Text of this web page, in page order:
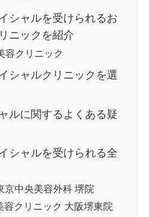
シャルを受けられるお
ニックを紹介
容クリニック
シャルクリニックを選
ルに関するよくある疑
シャルを受けられる全
京中央美容外科 堺院
容クリニック 大阪堺東院